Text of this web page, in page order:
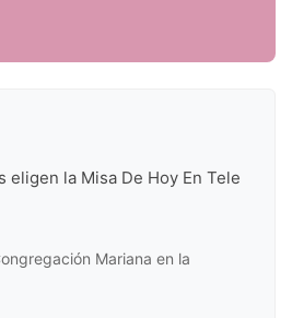
eligen la Misa De Hoy En Tele
Mariana en la